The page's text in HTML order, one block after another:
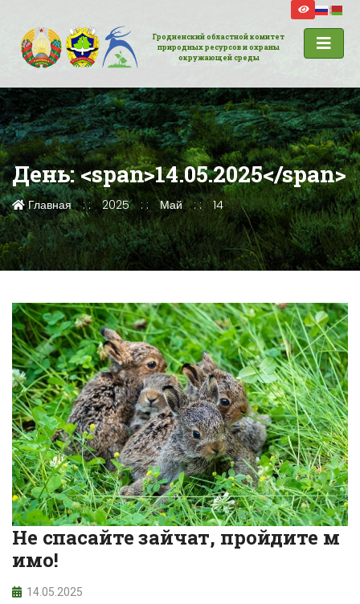
Гродненский областной комитет
природных ресурсов и охраны
окружающей среды
День: <span>14.05.2025</span>
Главная 2025 Май 14
Не спасайте зайчат, пройдите м
имо!
14.05.2025